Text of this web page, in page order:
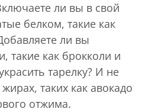
ли вы в свой
белком, такие как
ли вы
такие как брокколи и
тарелку? И не
таких как авокадо
отжима.